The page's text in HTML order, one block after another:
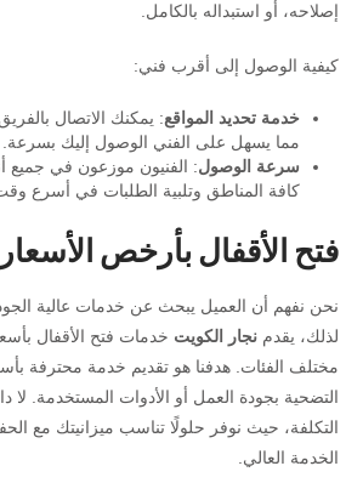
إصلاحه، أو استبداله بالكامل.
كيفية الوصول إلى أقرب فني:
خدمة تحديد المواقع: يمكنك الاتصال
مما يسهل على الفني الوصول إليك بسرعة.
سرعة الوصول: الفنيون موزعون في جميع
كافة المناطق وتلبية الطلبات في أسرع
فتح الأقفال بأرخص
نحن نفهم أن العميل يبحث عن خدمات عالية
لذلك، يقدم نجار الكويت خدمات فتح الأقفال
مختلف الفئات. هدفنا هو تقديم خدمة محترفة
التضحية بجودة العمل أو الأدوات المستخدمة. لا
التكلفة، حيث نوفر حلولًا تناسب ميزانيتك مع
الخدمة العالي.